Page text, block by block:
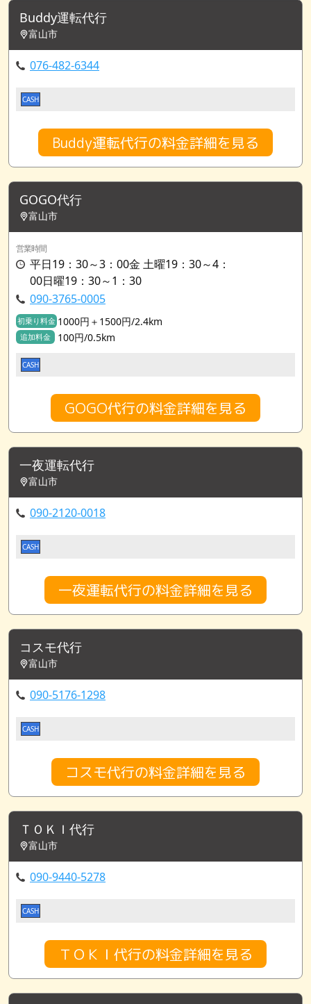
Buddy運転代行
富山市
076-482-6344
CASH
Buddy運転代行の料金詳細を見る
GOGO代行
富山市
営業時間
平日19：30～3：00金 土曜19：30～4：
00日曜19：30～1：30
090-3765-0005
初乗り料金 1000円＋1500円/2.4km
追加料金 100円/0.5km
CASH
GOGO代行の料金詳細を見る
一夜運転代行
富山市
090-2120-0018
CASH
一夜運転代行の料金詳細を見る
コスモ代行
富山市
090-5176-1298
CASH
コスモ代行の料金詳細を見る
ＴＯＫＩ代行
富山市
090-9440-5278
CASH
ＴＯＫＩ代行の料金詳細を見る